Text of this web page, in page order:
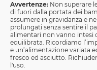
Avvertenze: Non superare
di fuori dalla portata dei
assumere in gravidanza e
prolungati senza sentire il
alimentari non vanno intesi
equilibrata. Ricordiamo
e un’alimentazione variata
fresco ed asciutto.
l'uso.